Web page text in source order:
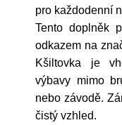
pro každodenní
Tento doplněk
odkazem na
Kšiltovka je
výbavy mimo
nebo závodě.
čistý vzhled.